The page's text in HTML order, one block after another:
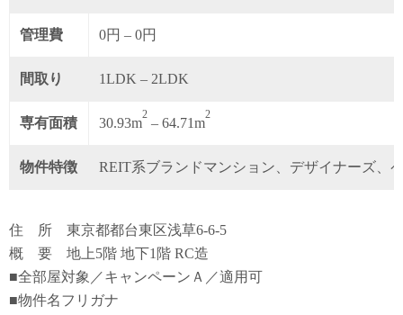
管理費 0円 – 0円
間取り 1LDK – 2LDK
専有面積 30.93m
2
– 64.71m
2
物件特徴 REIT系ブランドマンション、デザイナーズ、
住 所 東京都都台東区浅草6-6-5
概 要 地上5階 地下1階 RC造
■全部屋対象／キャンペーンＡ／適用可
■物件名フリガナ